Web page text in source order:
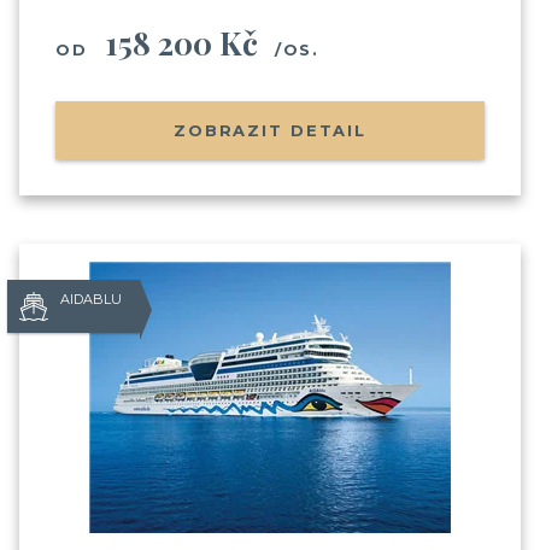
OD 158 200 Kč /OS.
ZOBRAZIT DETAIL
AIDABLU